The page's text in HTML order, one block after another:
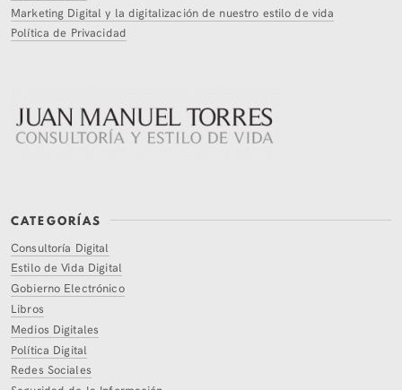
Marketing Digital y la digitalización de nuestro estilo de vida
Política de Privacidad
CATEGORÍAS
Consultoría Digital
Estilo de Vida Digital
Gobierno Electrónico
Libros
Medios Digitales
Política Digital
Redes Sociales